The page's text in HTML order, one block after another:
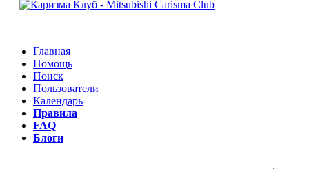
Главная
Помощь
Поиск
Пользователи
Календарь
Правила
FAQ
Блоги